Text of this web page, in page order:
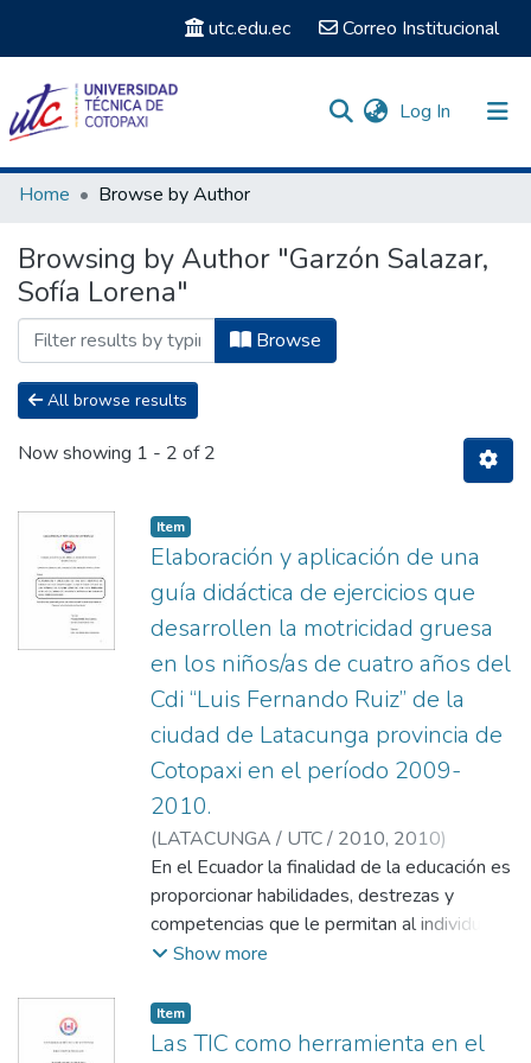
utc.edu.ec Correo Institucional
Log In (current)
Communities & Collections
Home Browse by Author
Browsing by Author "Garzón Salazar,
Sofía Lorena"
Browse
All browse results
Now showing 1 - 2 of 2
Item
Elaboración y aplicación de una
guía didáctica de ejercicios que
desarrollen la motricidad gruesa
en los niños/as de cuatro años del
Cdi “Luis Fernando Ruiz” de la
ciudad de Latacunga provincia de
Cotopaxi en el período 2009-
2010.
(LATACUNGA / UTC / 2010, 2010)
Pilatasig Estrella, Anita Gabriela;Garzón
Salazar, Sofía Lorena;Bravo Zambonino,
José María
En el Ecuador la finalidad de la educación es
proporcionar habilidades, destrezas y
competencias que le permitan al individuo
adquirir conocimientos de su esquema
beneficio de la sociedad a la que pertenece.
La realidad acerca de la Motricidad Gruesa
Show more
Item
Las TIC como herramienta en el